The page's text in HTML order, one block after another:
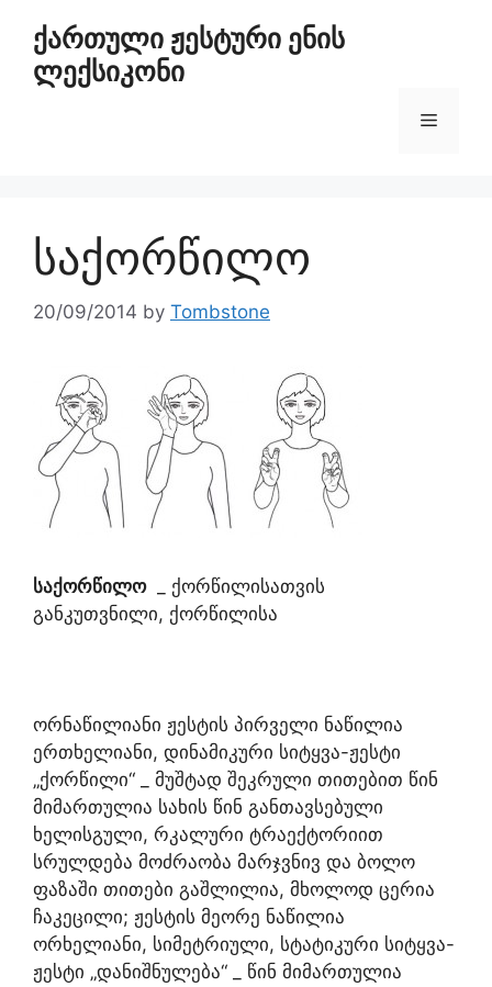
ქართული ჟესტური ენის
ლექსიკონი
საქორწილო
20/09/2014 by Tombstone
საქორწილო_ ქორწილისათვის
განკუთვნილი, ქორწილისა
ორნაწილიანი ჟესტის პირველი ნაწილია
ერთხელიანი, დინამიკური სიტყვა-ჟესტი
„ქორწილი“ _ მუშტად შეკრული თითებით წინ
მიმართულია სახის წინ განთავსებული
ხელისგული, რკალური ტრაექტორიით
სრულდება მოძრაობა მარჯვნივ და ბოლო
ფაზაში თითები გაშლილია, მხოლოდ ცერია
ჩაკეცილი; ჟესტის მეორე ნაწილია
ორხელიანი, სიმეტრიული, სტატიკური სიტყვა-
ჟესტი „დანიშნულება“ _ წინ მიმართულია